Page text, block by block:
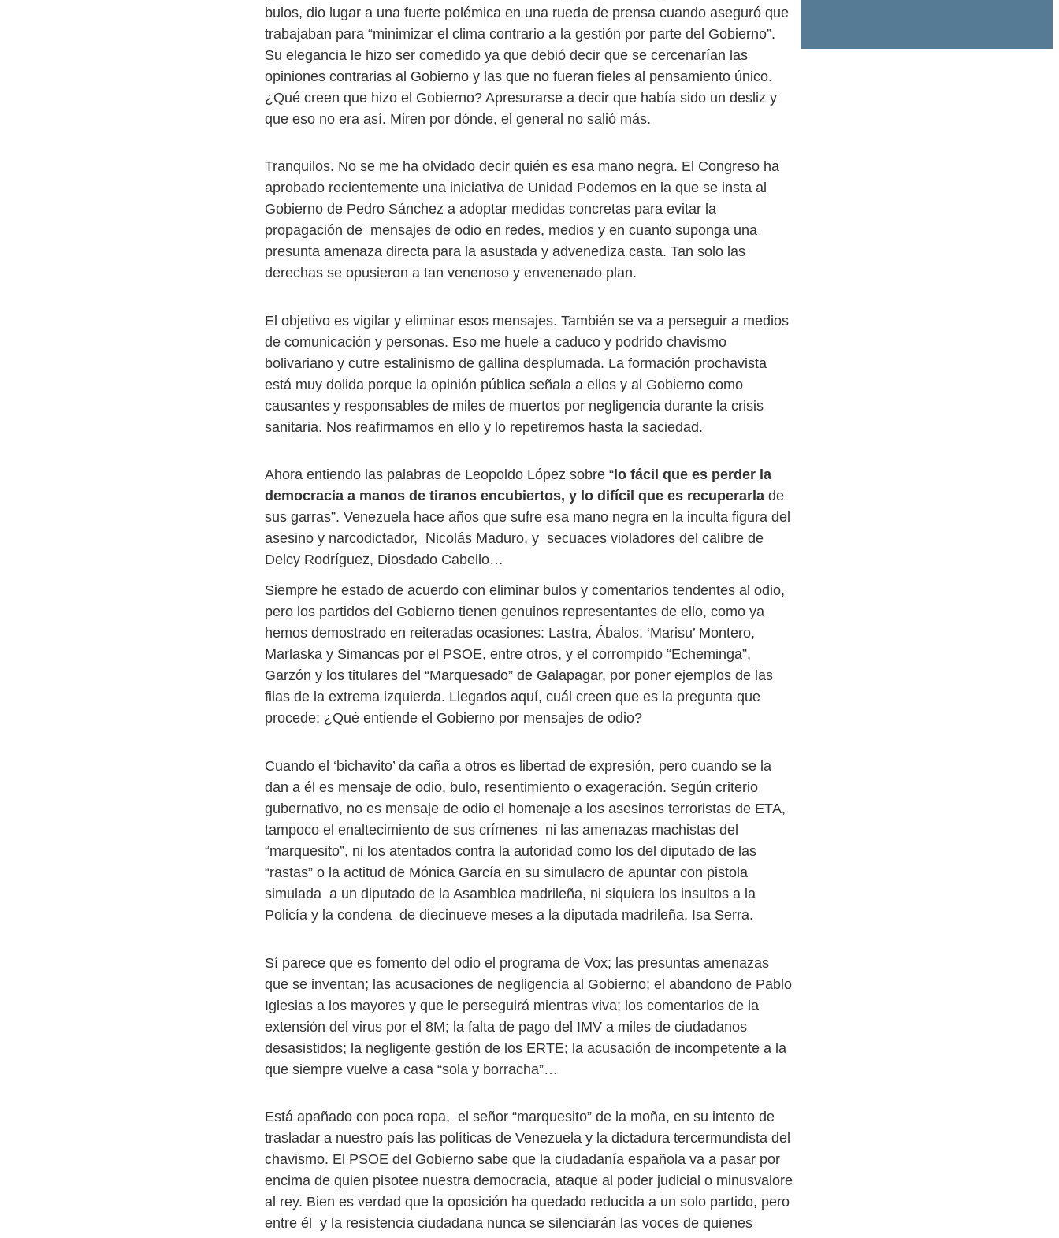
bulos, dio lugar a una fuerte polémica en una rueda de prensa cuando aseguró que
trabajaban para “minimizar el clima contrario a la gestión por parte del Gobierno”.
Su elegancia le hizo ser comedido ya que debió decir que se cercenarían las
opiniones contrarias al Gobierno y las que no fueran fieles al pensamiento único.
¿Qué creen que hizo el Gobierno? Apresurarse a decir que había sido un desliz y
que eso no era así. Miren por dónde, el general no salió más.
Tranquilos. No se me ha olvidado decir quién es esa mano negra. El Congreso ha
aprobado recientemente una iniciativa de Unidad Podemos en la que se insta al
Gobierno de Pedro Sánchez a adoptar medidas concretas para evitar la
propagación de mensajes de odio en redes, medios y en cuanto suponga una
presunta amenaza directa para la asustada y advenediza casta. Tan solo las
derechas se opusieron a tan venenoso y envenenado plan.
El objetivo es vigilar y eliminar esos mensajes. También se va a perseguir a medios
de comunicación y personas. Eso me huele a caduco y podrido chavismo
bolivariano y cutre estalinismo de gallina desplumada. La formación prochavista
está muy dolida porque la opinión pública señala a ellos y al Gobierno como
causantes y responsables de miles de muertos por negligencia durante la crisis
sanitaria. Nos reafirmamos en ello y lo repetiremos hasta la saciedad.
Ahora entiendo las palabras de Leopoldo López sobre “ lo fácil que es perder la
democracia a manos de tiranos encubiertos, y lo difícil que es recuperarla de
sus garras”. Venezuela hace años que sufre esa mano negra en la inculta figura del
asesino y narcodictador, Nicolás Maduro, y secuaces violadores del calibre de
Delcy Rodríguez, Diosdado Cabello…
Siempre he estado de acuerdo con eliminar bulos y comentarios tendentes al odio,
pero los partidos del Gobierno tienen genuinos representantes de ello, como ya
hemos demostrado en reiteradas ocasiones: Lastra, Ábalos, ‘Marisu’ Montero,
Marlaska y Simancas por el PSOE, entre otros, y el corrompido “Echeminga”,
Garzón y los titulares del “Marquesado” de Galapagar, por poner ejemplos de las
filas de la extrema izquierda. Llegados aquí, cuál creen que es la pregunta que
procede: ¿Qué entiende el Gobierno por mensajes de odio?
Cuando el ‘bichavito’ da caña a otros es libertad de expresión, pero cuando se la
dan a él es mensaje de odio, bulo, resentimiento o exageración. Según criterio
gubernativo, no es mensaje de odio el homenaje a los asesinos terroristas de ETA,
tampoco el enaltecimiento de sus crímenes ni las amenazas machistas del
“marquesito”, ni los atentados contra la autoridad como los del diputado de las
“rastas” o la actitud de Mónica García en su simulacro de apuntar con pistola
simulada a un diputado de la Asamblea madrileña, ni siquiera los insultos a la
Policía y la condena de diecinueve meses a la diputada madrileña, Isa Serra.
Sí parece que es fomento del odio el programa de Vox; las presuntas amenazas
que se inventan; las acusaciones de negligencia al Gobierno; el abandono de Pablo
Iglesias a los mayores y que le perseguirá mientras viva; los comentarios de la
extensión del virus por el 8M; la falta de pago del IMV a miles de ciudadanos
desasistidos; la negligente gestión de los ERTE; la acusación de incompetente a la
que siempre vuelve a casa “sola y borracha”…
Está apañado con poca ropa, el señor “marquesito” de la moña, en su intento de
trasladar a nuestro país las políticas de Venezuela y la dictadura tercermundista del
chavismo. El PSOE del Gobierno sabe que la ciudadanía española va a pasar por
encima de quien pisotee nuestra democracia, ataque al poder judicial o minusvalore
al rey. Bien es verdad que la oposición ha quedado reducida a un solo partido, pero
entre él y la resistencia ciudadana nunca se silenciarán las voces de quienes